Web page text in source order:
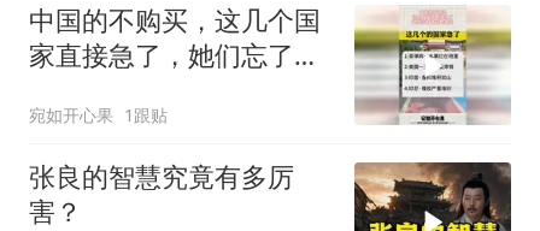
中国的不购买，这几个国
家直接急了，她们忘了谁
宛如开心果 1跟贴
张良的智慧究竟有多厉
害？